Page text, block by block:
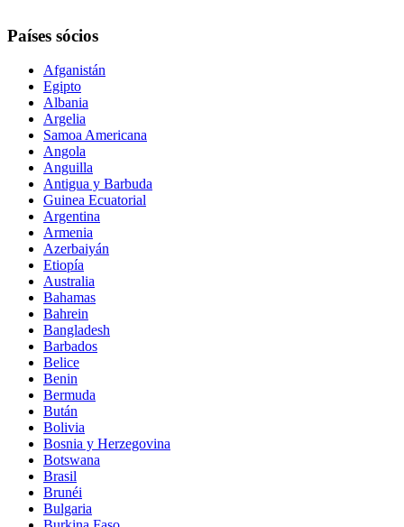
Países sócios
Afganistán
Egipto
Albania
Argelia
Samoa Americana
Angola
Anguilla
Antigua y Barbuda
Guinea Ecuatorial
Argentina
Armenia
Azerbaiyán
Etiopía
Australia
Bahamas
Bahrein
Bangladesh
Barbados
Belice
Benin
Bermuda
Bután
Bolivia
Bosnia y Herzegovina
Botswana
Brasil
Brunéi
Bulgaria